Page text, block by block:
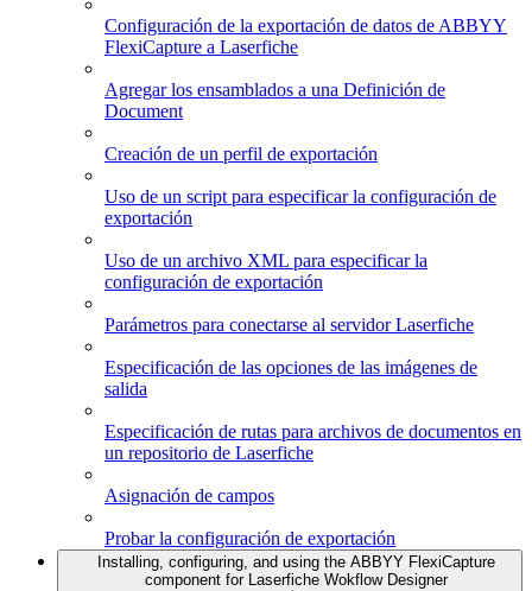
Configuración de la exportación de datos de ABBYY
FlexiCapture a Laserfiche
Agregar los ensamblados a una Definición de
Document
Creación de un perfil de exportación
Uso de un script para especificar la configuración de
exportación
Uso de un archivo XML para especificar la
configuración de exportación
Parámetros para conectarse al servidor Laserfiche
Especificación de las opciones de las imágenes de
salida
Especificación de rutas para archivos de documentos en
un repositorio de Laserfiche
Asignación de campos
Probar la configuración de exportación
Installing, configuring, and using the ABBYY FlexiCapture
component for Laserfiche Wokflow Designer